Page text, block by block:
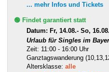
... mehr Infos und Tickets
🟢 Findet garantiert statt
Datum: Fr, 14.08.- So,
Urlaub für Singles im
Zeit: 11:00 - 16:00 Uhr
Ganztagswanderung
Altersklasse: alle